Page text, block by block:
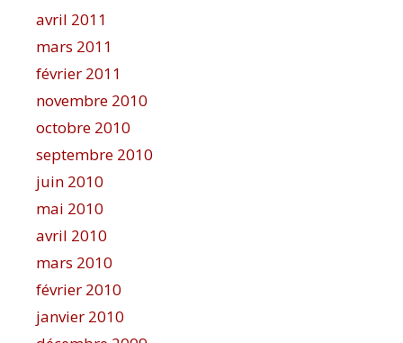
avril 2011
mars 2011
février 2011
novembre 2010
octobre 2010
septembre 2010
juin 2010
mai 2010
avril 2010
mars 2010
février 2010
janvier 2010